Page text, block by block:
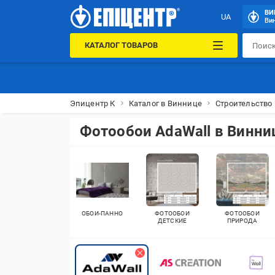
UA
КАТАЛОГ ТОВАРОВ
Эпицентр К Каталог в Виннице
Фотообои AdaWall в
ОБОИ-ПАННО
ФОТООБОИ
ДЕТСКИЕ
ФОТООБОИ
ПРИРОДА